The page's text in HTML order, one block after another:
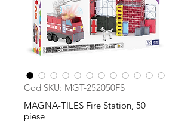
Cod SKU: MGT-252050FS
MAGNA-TILES Fire Station, 50
piese